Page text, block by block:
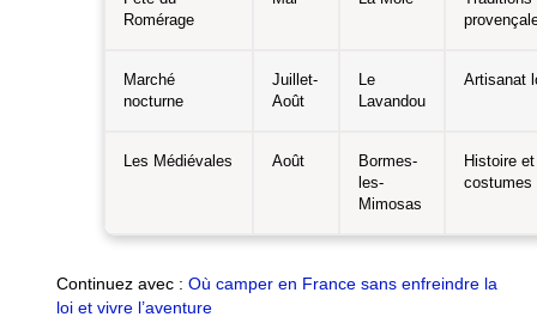
Romérage
Marché
nocturne
Juillet-
Août
Le
Lavandou
Artisanat
Les Médiévales Août
Bormes-
les-
Mimosas
Histoire et
costumes
Continuez avec : Où camper en France sans enfreindre la
loi et vivre l’aventure